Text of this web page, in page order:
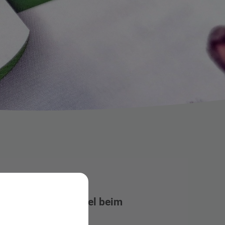
Kinderartikel beim